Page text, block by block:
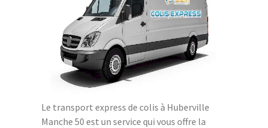
Le transport express de colis à Huberville
Manche 50 est un service qui vous offre la